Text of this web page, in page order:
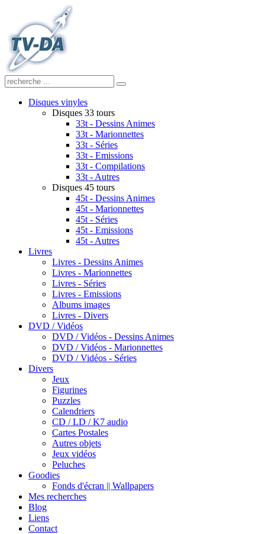
Disques vinyles
Disques 33 tours
33t - Dessins Animes
33t - Marionnettes
33t - Séries
33t - Emissions
33t - Compilations
33t - Autres
Disques 45 tours
45t - Dessins Animes
45t - Marionnettes
45t - Séries
45t - Emissions
45t - Autres
Livres
Livres - Dessins Animes
Livres - Marionnettes
Livres - Séries
Livres - Emissions
Albums images
Livres - Divers
DVD / Vidéos
DVD / Vidéos - Dessins Animes
DVD / Vidéos - Marionnettes
DVD / Vidéos - Séries
Divers
Jeux
Figurines
Puzzles
Calendriers
CD / LD / K7 audio
Cartes Postales
Autres objets
Jeux vidéos
Peluches
Goodies
Fonds d'écran || Wallpapers
Mes recherches
Blog
Liens
Contact